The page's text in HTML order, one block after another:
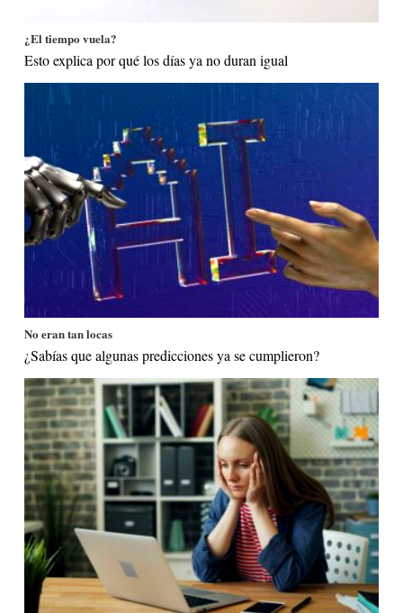
¿El tiempo vuela?
Esto explica por qué los días ya no duran igual
No eran tan locas
¿Sabías que algunas predicciones ya se cumplieron?